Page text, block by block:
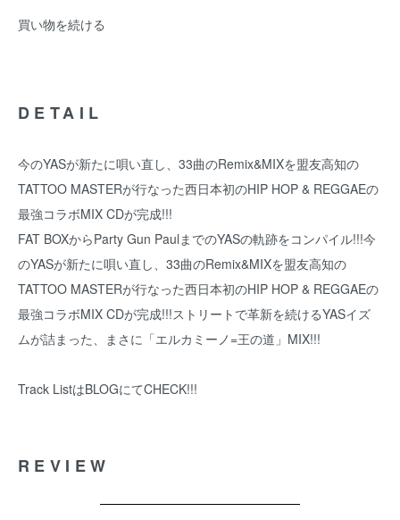
買い物を続ける
DETAIL
今のYASが新たに唄い直し、33曲のRemix&MIXを盟友高知の
TATTOO MASTERが行なった西日本初のHIP HOP & REGGAEの
最強コラボMIX CDが完成!!!
FAT BOXからParty Gun PaulまでのYASの軌跡をコンパイル!!!今
のYASが新たに唄い直し、33曲のRemix&MIXを盟友高知の
TATTOO MASTERが行なった西日本初のHIP HOP & REGGAEの
最強コラボMIX CDが完成!!!ストリートで革新を続けるYASイズ
ムが詰まった、まさに「エルカミーノ=王の道」MIX!!!
Track ListはBLOGにてCHECK!!!
REVIEW